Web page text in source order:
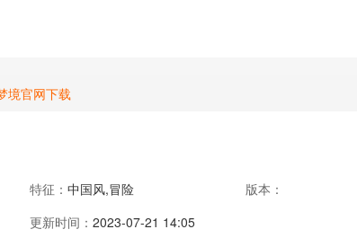
境官网下载
特征： 中国风,冒险 版本：
更新时间： 2023-07-21 14:05